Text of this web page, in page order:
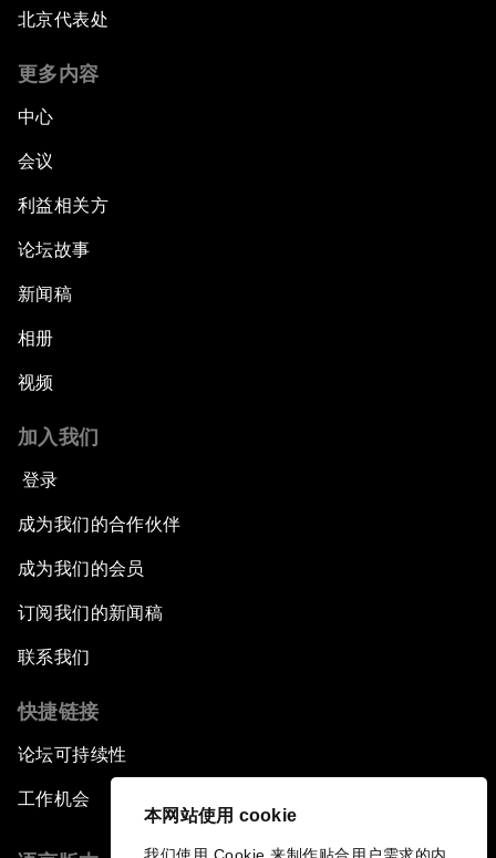
本网站使用 cookie
北京代表处
更多内容
中心
会议
利益相关方
论坛故事
新闻稿
相册
视频
加入我们
登录
成为我们的合作伙伴
成为我们的会员
订阅我们的新闻稿
联系我们
快捷链接
论坛可持续性
工作机会